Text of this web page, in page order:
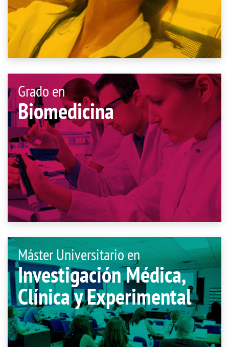
Grado en
Biomedicina
Máster Universitario en
Investigación Médica,
Clínica y Experimental